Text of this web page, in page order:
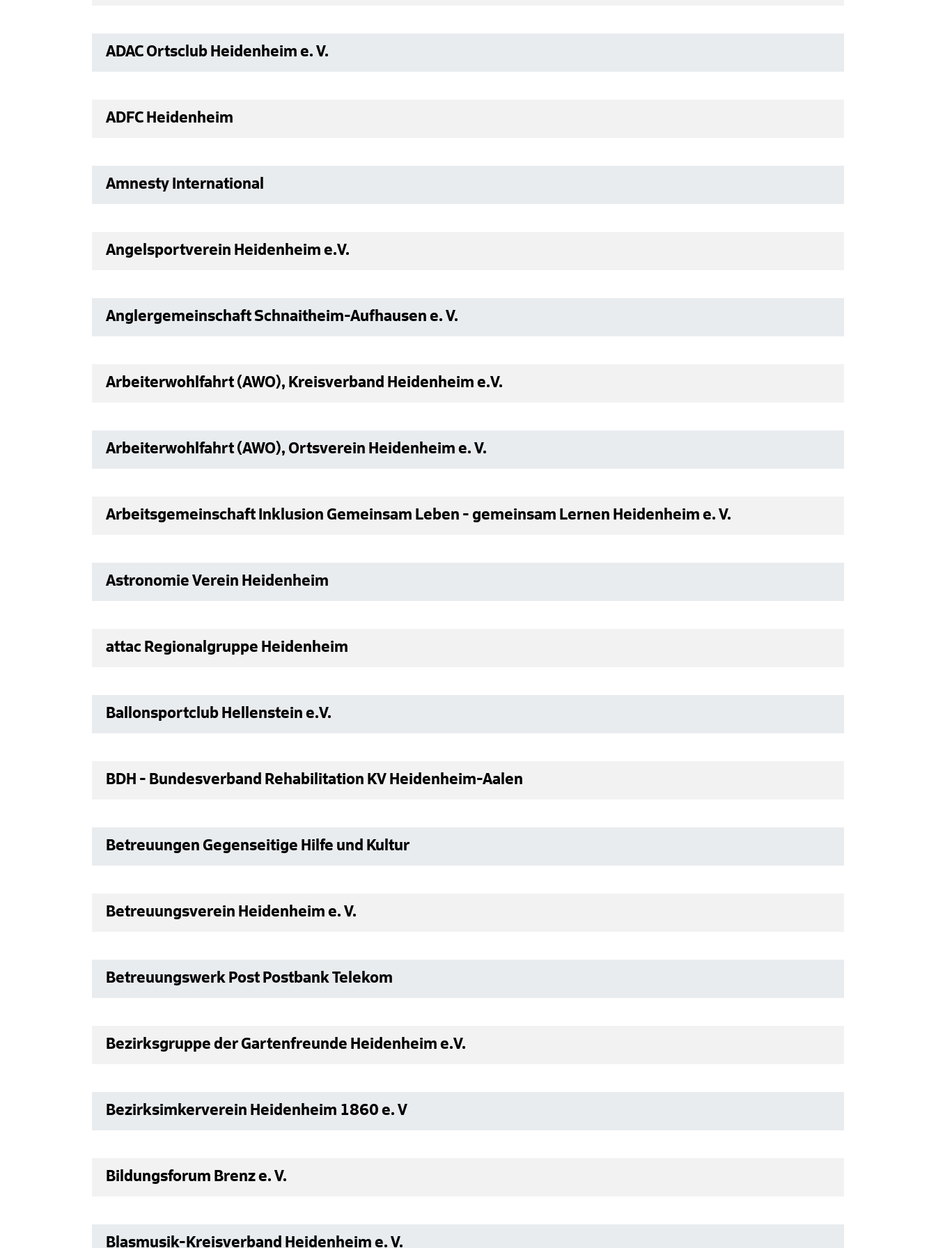
ADAC Ortsclub Heidenheim e. V.
ADFC Heidenheim
Amnesty International
Angelsportverein Heidenheim e.V.
Anglergemeinschaft Schnaitheim-Aufhausen e. V.
Arbeiterwohlfahrt (AWO), Kreisverband Heidenheim e.V.
Arbeiterwohlfahrt (AWO), Ortsverein Heidenheim e. V.
Arbeitsgemeinschaft Inklusion Gemeinsam Leben - gemeinsam Lernen Heidenheim e. V.
Astronomie Verein Heidenheim
attac Regionalgruppe Heidenheim
Ballonsportclub Hellenstein e.V.
BDH - Bundesverband Rehabilitation KV Heidenheim-Aalen
Betreuungen Gegenseitige Hilfe und Kultur
Betreuungsverein Heidenheim e. V.
Betreuungswerk Post Postbank Telekom
Bezirksgruppe der Gartenfreunde Heidenheim e.V.
Bezirksimkerverein Heidenheim 1860 e. V
Bildungsforum Brenz e. V.
Blasmusik-Kreisverband Heidenheim e. V.